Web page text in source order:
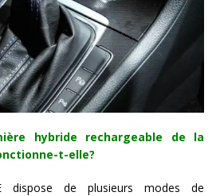
hybride rechargeable de la
t-elle?
de plusieurs modes de